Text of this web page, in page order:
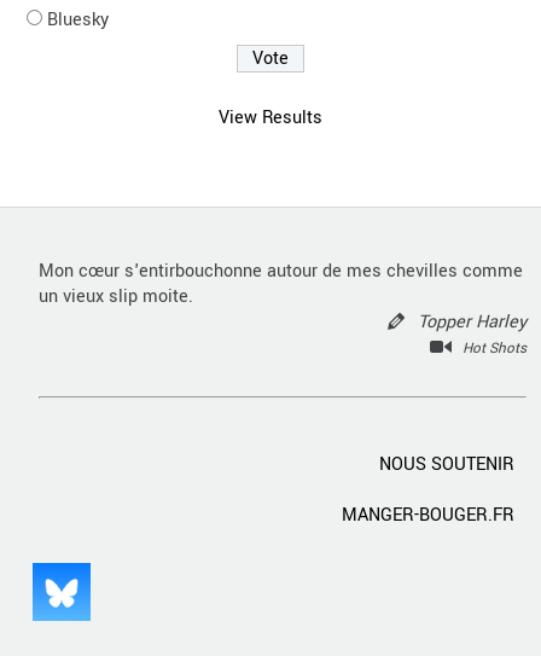
Bluesky
View Results
Mon cœur s'entirbouchonne autour de mes chevilles comme
un vieux slip moite.
Topper Harley
Hot Shots
NOUS SOUTENIR
MANGER-BOUGER.FR